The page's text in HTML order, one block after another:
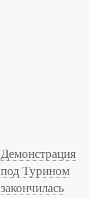
Демонстрация
под Турином
закончилась